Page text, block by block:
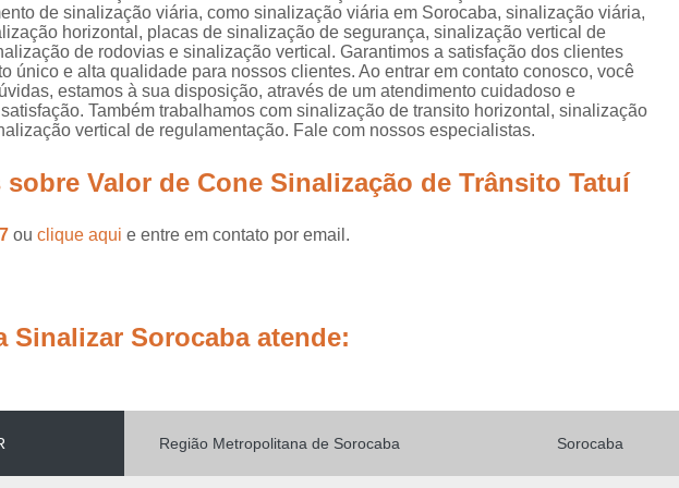
Placas de Sinalização de
Placas de Sinalização de
Placas de Sinalização
Placas de
Placas de Sinalização de
Placas de Sinalização Rodovia
Placas Sinalização Rodovia
de sinalização viária, como sinalização viária em Sorocaba, sinalização viária,
horizontal, placas de sinalização de segurança, sinalização vertical de
de rodovias e sinalização vertical. Garantimos a satisfação dos clientes
único e alta qualidade para nossos clientes. Ao entrar em contato conosco, você
estamos à sua disposição, através de um atendimento cuidadoso e
Também trabalhamos com sinalização de transito horizontal, sinalização
vertical de regulamentação. Fale com nossos especialistas.
sobre Valor de Cone Sinalização de Trânsito Tatuí
ou clique aqui e entre em contato por email.
Sinalizar Sorocaba atende:
Região Metropolitana de Sorocaba Sorocaba